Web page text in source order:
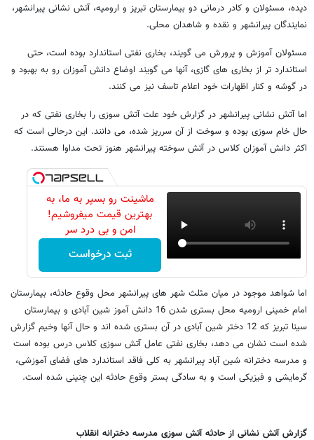
دیده، مسئولان و کادر درمانی دو بیمارستان تبریز و ارومیه، آتش نشانی پیرانشهر،
نمایندگان پیرانشهر و نقده و شاهدان محلی.
مسئولان آموزش و پرورش می گویند، بخاری نفتی استاندارد بوده است، حتی
استاندارد تر از بخاری های گازی، آنها می گویند اوضاع دانش آموزان رو به بهبود و
در گوشه و کنار اظهارات خود اعلام تاسف نیز می کنند.
اما آتش نشانی پیرانشهر در گزارش خود علت آتش سوزی را بخاری نفتی که در
حال خام سوزی بوده و سوخت از آن سرریز شده، می دانند. این درحالی است که
اکثر دانش آموزان کلاس در آتش سوخته پیرانشهر هنوز تحت مداوا هستند.
ماشینت رو بسپر به ما، به
بهترین قیمت میفروشیم!
امن و بی درد سر
ثبت درخواست
اما شواهد موجود در میان مثلث شهر های پیرانشهر محل وقوع حادثه، بیمارستان
امام خمینی ارومیه محل بستری شدن 16 دانش آموز شین آبادی و بیمارستان
سینا تبریز که 12 دختر شین آبادی در آن بستری شده اند و حال آنها وخیم گزارش
شده است نشان می دهد، بخاری نفتی عامل آتش سوزی کلاس درس بوده است
و مدرسه دخترانه شین آباد پیرانشهر به کلی فاقد استاندارد های فضای آموزشی،
گرمایشی و فیزیکی است و به سادگی بستر وقوع حادثه این چنینی شده است.
گزارش آتش نشانی از حادثه آتش سوزی مدرسه دخترانه انقلاب